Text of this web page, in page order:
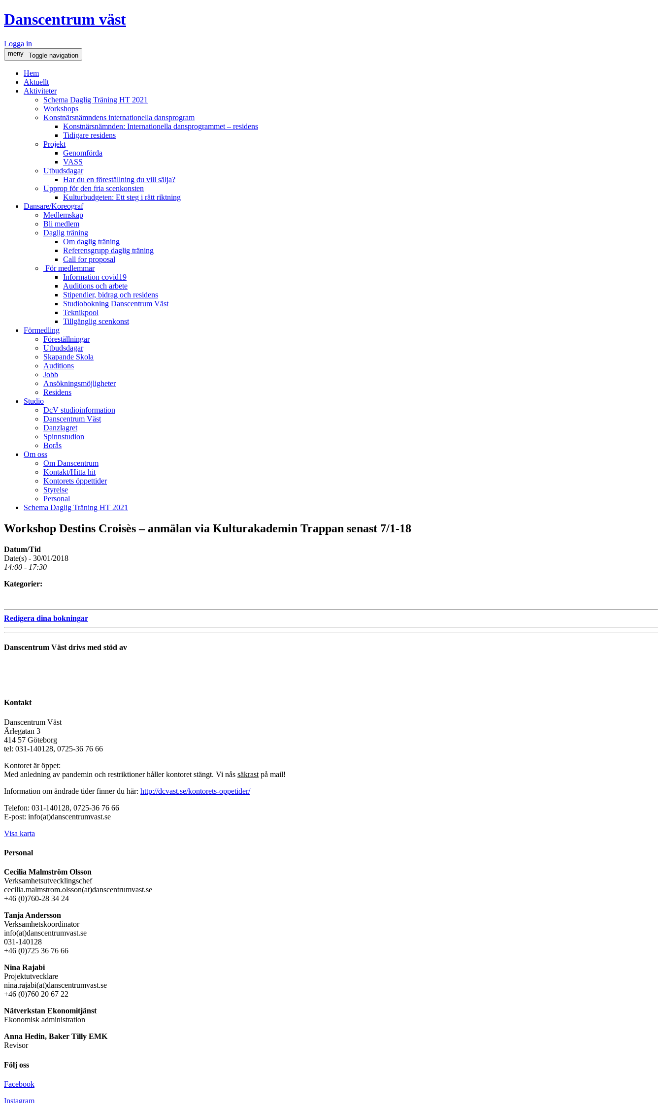
Danscentrum väst
Logga in
meny Toggle navigation
Hem
Aktuellt
Aktiviteter
Schema Daglig Träning HT 2021
Workshops
Konstnärsnämndens internationella dansprogram
Konstnärsnämnden: Internationella dansprogrammet – residens
Tidigare residens
Projekt
Genomförda
VASS
Utbudsdagar
Har du en föreställning du vill sälja?
Upprop för den fria scenkonsten
Kulturbudgeten: Ett steg i rätt riktning
Dansare/Koreograf
Medlemskap
Bli medlem
Daglig träning
Om daglig träning
Referensgrupp daglig träning
Call for proposal
För medlemmar
Information covid19
Auditions och arbete
Stipendier, bidrag och residens
Studiobokning Danscentrum Väst
Teknikpool
Tillgänglig scenkonst
Förmedling
Föreställningar
Utbudsdagar
Skapande Skola
Auditions
Jobb
Ansökningsmöjligheter
Residens
Studio
DcV studioinformation
Danscentrum Väst
Danzlagret
Spinnstudion
Borås
Om oss
Om Danscentrum
Kontakt/Hitta hit
Kontorets öppettider
Styrelse
Personal
Schema Daglig Träning HT 2021
Workshop Destins Croisès – anmälan via Kulturakademin Trappan senast 7/1-18
Datum/Tid
Date(s) - 30/01/2018
14:00 - 17:30
Kategorier:
Redigera dina bokningar
Danscentrum Väst drivs med stöd av
Kontakt
Danscentrum Väst
Ärlegatan 3
414 57 Göteborg
tel: 031-140128, 0725-36 76 66
Kontoret är öppet:
Med anledning av pandemin och restriktioner håller kontoret stängt. Vi nås säkrast på mail!
Information om ändrade tider finner du här: http://dcvast.se/kontorets-oppetider/
Telefon: 031-140128, 0725-36 76 66
E-post: info(at)danscentrumvast.se
Visa karta
Personal
Cecilia Malmström Olsson
Verksamhetsutvecklingschef
cecilia.malmstrom.olsson(at)danscentrumvast.se
+46 (0)760-28 34 24
Tanja Andersson
Verksamhetskoordinator
info(at)danscentrumvast.se
031-140128
+46 (0)725 36 76 66
Nina Rajabi
Projektutvecklare
nina.rajabi(at)danscentrumvast.se
+46 (0)760 20 67 22
Nätverkstan Ekonomitjänst
Ekonomisk administration
Anna Hedin, Baker Tilly EMK
Revisor
Följ oss
Facebook
Instagram